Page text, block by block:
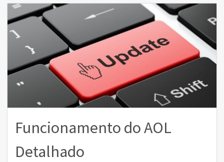
Funcionamento do AOL
Detalhado